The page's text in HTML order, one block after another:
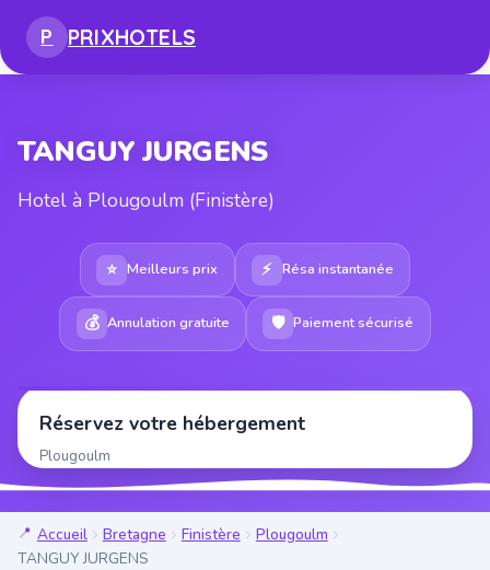
P PRIXHOTELS
TANGUY JURGENS
Hotel à Plougoulm (Finistère)
⭐ Meilleurs prix ⚡ Résa instantanée
💰 Annulation gratuite 🛡 Paiement sécurisé
Réservez votre hébergement
Plougoulm
Accueil Bretagne Finistère
Plougoulm
TANGUY JURGENS